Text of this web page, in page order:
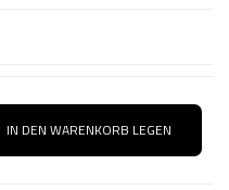
IN DEN WARENKORB LEGEN